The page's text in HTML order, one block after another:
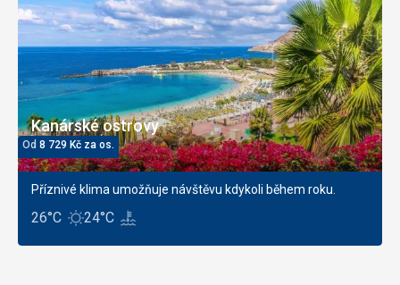
Kanárské ostrovy
Od 8 729 Kč za os.
Příznivé klima umožňuje návštěvu kdykoli během roku.
26°C 24°C